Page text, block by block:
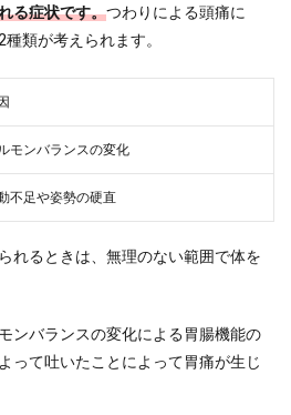
る症状です。つわりによる頭痛に
類が考えられます。
モンバランスの変化
不足や姿勢の硬直
れるときは、無理のない範囲で体を
ンバランスの変化による胃腸機能の
って吐いたことによって胃痛が生じ